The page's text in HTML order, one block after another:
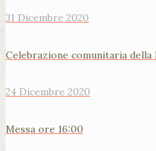
31 Dicembre 2020
Celebrazione comunitaria della
24 Dicembre 2020
Messa ore 16:00